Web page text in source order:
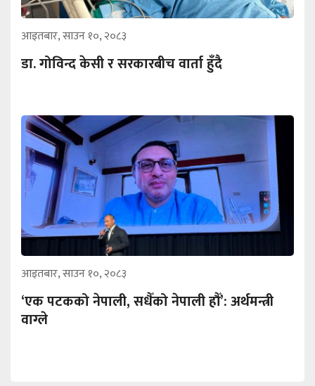
आइतबार, साउन १०, २०८३
डा. गोविन्द केसी र सरकारबीच वार्ता हुँदै
आइतबार, साउन १०, २०८३
‘एक पटकको नेपाली, सधैँको नेपाली हौँ’: अर्थमन्त्री
वाग्ले